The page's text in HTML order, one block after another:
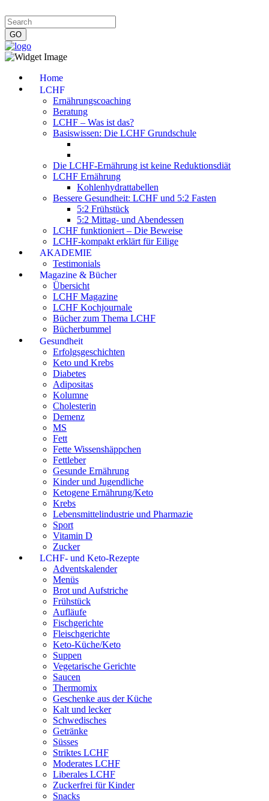
Home
LCHF
Ernährungscoaching
Beratung
LCHF – Was ist das?
Basiswissen: Die LCHF Grundschule
Die LCHF-Ernährung ist keine Reduktionsdiät
LCHF Ernährung
Kohlenhydrattabellen
Bessere Gesundheit: LCHF und 5:2 Fasten
5:2 Frühstück
5:2 Mittag- und Abendessen
LCHF funktioniert – Die Beweise
LCHF-kompakt erklärt für Eilige
AKADEMIE
Testimonials
Magazine & Bücher
Übersicht
LCHF Magazine
LCHF Kochjournale
Bücher zum Thema LCHF
Bücherbummel
Gesundheit
Erfolgsgeschichten
Keto und Krebs
Diabetes
Adipositas
Kolumne
Cholesterin
Demenz
MS
Fett
Fette Wissenshäppchen
Fettleber
Gesunde Ernährung
Kinder und Jugendliche
Ketogene Ernährung/Keto
Krebs
Lebensmittelindustrie und Pharmazie
Sport
Vitamin D
Zucker
LCHF- und Keto-Rezepte
Adventskalender
Menüs
Brot und Aufstriche
Frühstück
Aufläufe
Fischgerichte
Fleischgerichte
Keto-Küche/Keto
Suppen
Vegetarische Gerichte
Saucen
Thermomix
Geschenke aus der Küche
Kalt und lecker
Schwedisches
Getränke
Süsses
Striktes LCHF
Moderates LCHF
Liberales LCHF
Zuckerfrei für Kinder
Snacks